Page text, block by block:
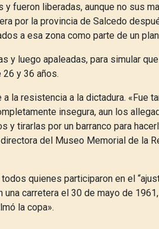
y fueron liberadas, aunque no sus
por la provincia de Salcedo
a esa zona como parte de un
y luego apaleadas, para simular
y 36 años.
la resistencia a la dictadura. «Fue
insegura, aun los
y tirarlas por un barranco para
del Museo Memorial de la
quienes participaron en el
una carretera el 30 de mayo de
la copa».